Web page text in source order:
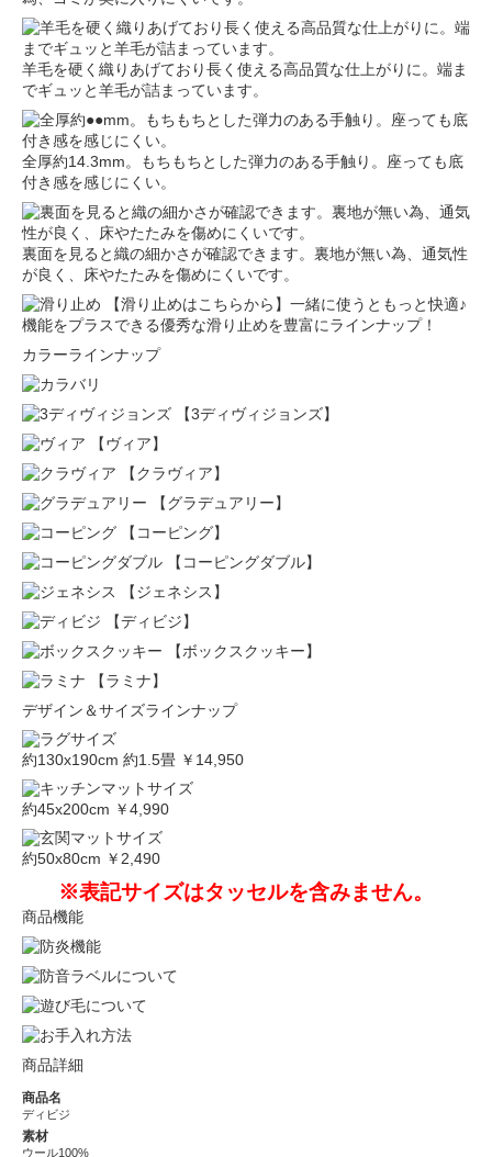
羊毛を硬く織りあげており長く使える高品質な仕上がりに。端ま
でギュッと羊毛が詰まっています。
全厚約14.3mm。もちもちとした弾力のある手触り。座っても底
付き感を感じにくい。
裏面を見ると織の細かさが確認できます。裏地が無い為、通気性
が良く、床やたたみを傷めにくいです。
【滑り止めはこちらから】一緒に使うともっと快適♪
機能をプラスできる優秀な滑り止めを豊富にラインナップ！
カラーラインナップ
【3ディヴィジョンズ】
【ヴィア】
【クラヴィア】
【グラデュアリー】
【コーピング】
【コーピングダブル】
【ジェネシス】
【ディビジ】
【ボックスクッキー】
【ラミナ】
デザイン＆サイズラインナップ
約130x190cm 約1.5畳 ￥14,950
約45x200cm ￥4,990
約50x80cm ￥2,490
※表記サイズはタッセルを含みません。
商品機能
商品詳細
商品名
ディビジ
素材
ウール100%